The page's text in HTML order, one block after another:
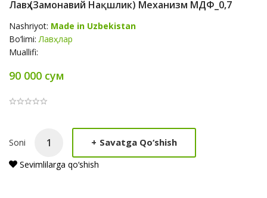
Лавҳ (замонавий Нақшлик) Механизм МДФ_0,7
Nashriyot: Made in Uzbekistan
Bo‘limi: Лавҳлар
Muallifi:
90 000 сум
Product
Summery
Soni + Savatga Qo‘shish
Sevimlilarga qo‘shish